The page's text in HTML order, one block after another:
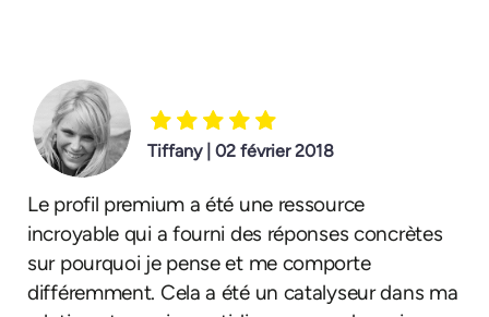
Tiffany | 02 février 2018
Le profil premium a été une ressource
incroyable qui a fourni des réponses concrètes
sur pourquoi je pense et me comporte
différemment. Cela a été un catalyseur dans ma